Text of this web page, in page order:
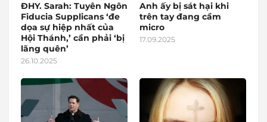
ĐHY. Sarah: Tuyên Ngôn
Fiducia Supplicans ‘đe
dọa sự hiệp nhất của
Hội Thánh,’ cần phải ‘bị
lãng quên’
26.10.2025
Anh ấy bị sát hại khi
trên tay đang cầm
micro
17.09.2025